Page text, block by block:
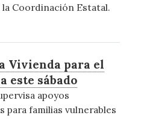
la Coordinación Estatal.
Vivienda para el
este sábado
apoyos
para familias vulnerables